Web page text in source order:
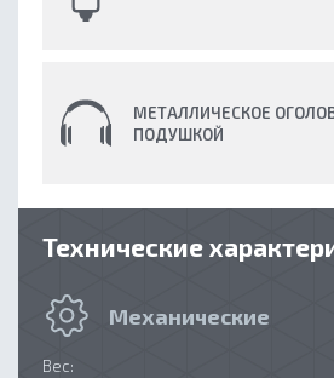
МЕТАЛЛИЧЕСКОЕ
ПОДУШКОЙ
Технические
Механические
Вес: